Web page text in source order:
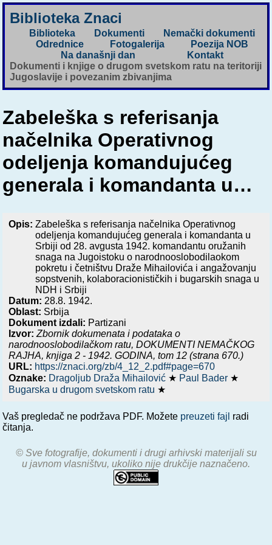
Biblioteka Znaci
Biblioteka Dokumenti
Nemački dokumenti
Odrednice
Fotogalerija
Poezija NOB
Na današnji dan
Kontakt
Dokumenti i knjige o drugom svetskom ratu na teritoriji
Jugoslavije i povezanim zbivanjima
Zabeleška s referisanja
načelnika Operativnog
odeljenja komandujućeg
generala i komandanta u…
Opis:Zabeleška s referisanja načelnika Operativnog
odeljenja komandujućeg generala i komandanta u
Srbiji od 28. avgusta 1942. komandantu oružanih
snaga na Jugoistoku o narodnooslobodilaokom
pokretu i četništvu Draže Mihailovića i angažovanju
sopstvenih, kolaboracionističkih i bugarskih snaga u
NDH i Srbiji
Datum: 28.8. 1942.
Oblast: Srbija
Dokument izdali: Partizani
Izvor: Zbornik dokumenata i podataka o
narodnooslobodilačkom ratu,DOKUMENTI NEMAČKOG
RAJHA, knjiga 2 - 1942. GODINA, tom 12 (strana 670.)
URL: https://znaci.org/zb/4_12_2.pdf#page=670
Oznake: Dragoljub Draža Mihailović ★ Paul Bader ★
Bugarska u drugom svetskom ratu ★
Vaš pregledač ne podržava PDF. Možete preuzeti fajl radi
čitanja.
© Sve fotografije, dokumenti i drugi arhivski materijali su
u javnom vlasništvu, ukoliko nije drukčije naznačeno.